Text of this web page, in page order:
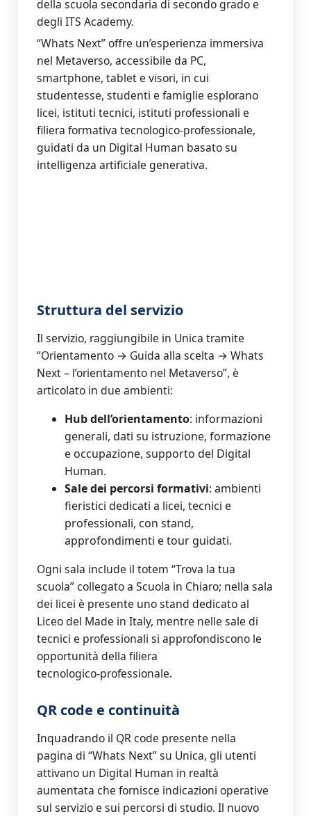
della scuola secondaria di secondo grado e
degli ITS Academy.
“Whats Next” offre un’esperienza immersiva
nel Metaverso, accessibile da PC,
smartphone, tablet e visori, in cui
studentesse, studenti e famiglie esplorano
licei, istituti tecnici, istituti professionali e
filiera formativa tecnologico‑professionale,
guidati da un Digital Human basato su
intelligenza artificiale generativa.
Struttura del servizio
Il servizio, raggiungibile in Unica tramite
“Orientamento → Guida alla scelta → Whats
Next – l’orientamento nel Metaverso”, è
articolato in due ambienti:
Hub dell’orientamento: informazioni
generali, dati su istruzione, formazione
e occupazione, supporto del Digital
Human.
Sale dei percorsi formativi: ambienti
fieristici dedicati a licei, tecnici e
professionali, con stand,
approfondimenti e tour guidati.
Ogni sala include il totem “Trova la tua
scuola” collegato a Scuola in Chiaro; nella sala
dei licei è presente uno stand dedicato al
Liceo del Made in Italy, mentre nelle sale di
tecnici e professionali si approfondiscono le
opportunità della filiera
tecnologico‑professionale.
QR code e continuità
Inquadrando il QR code presente nella
pagina di “Whats Next” su Unica, gli utenti
attivano un Digital Human in realtà
aumentata che fornisce indicazioni operative
sul servizio e sui percorsi di studio. Il nuovo